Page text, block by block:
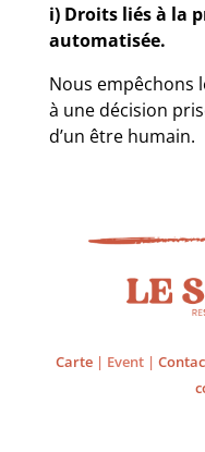
i) Droits liés à la
automatisée.
Nous empêchons
à une décision
d’un être humain.
Carte| Event |